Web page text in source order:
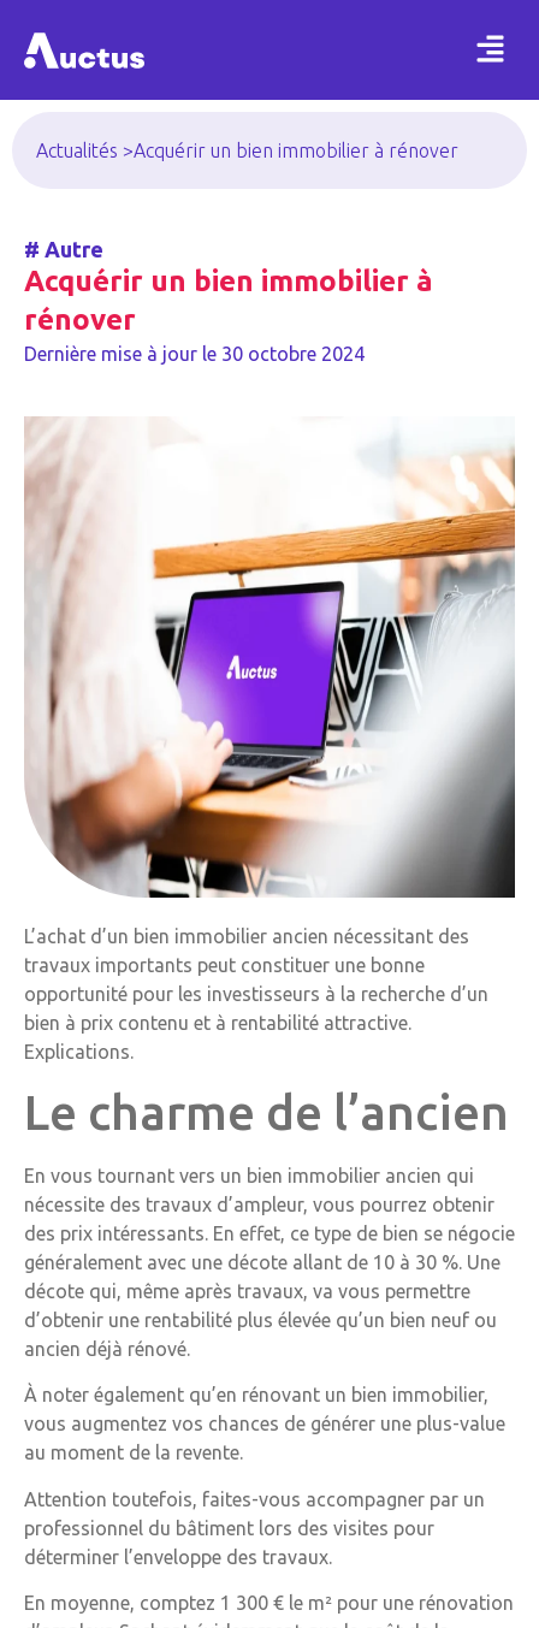
Actualités >Acquérir un bien immobilier à rénover
# Autre
Acquérir un bien immobilier à
rénover
Dernière mise à jour le 30 octobre 2024
L’achat d’un bien immobilier ancien nécessitant des
travaux importants peut constituer une bonne
opportunité pour les investisseurs à la recherche d’un
bien à prix contenu et à rentabilité attractive.
Explications.
Le charme de l’ancien
En vous tournant vers un bien immobilier ancien qui
nécessite des travaux d’ampleur, vous pourrez obtenir
des prix intéressants. En effet, ce type de bien se négocie
généralement avec une décote allant de 10 à 30 %. Une
décote qui, même après travaux, va vous permettre
d’obtenir une rentabilité plus élevée qu’un bien neuf ou
ancien déjà rénové.
À noter également qu’en rénovant un bien immobilier,
vous augmentez vos chances de générer une plus-value
au moment de la revente.
Attention toutefois, faites-vous accompagner par un
professionnel du bâtiment lors des visites pour
déterminer l’enveloppe des travaux.
En moyenne, comptez 1 300 € le m² pour une rénovation